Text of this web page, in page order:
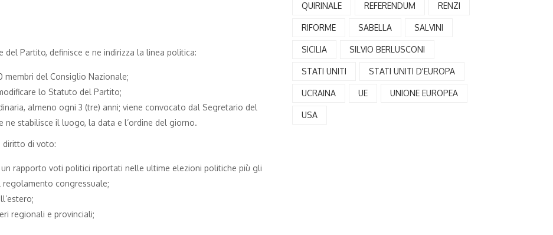
Partito, definisce e ne indirizza la linea politica:
del Consiglio Nazionale;
lo Statuto del Partito;
almeno ogni 3 (tre) anni; viene convocato dal Segretario del
stabilisce il luogo, la data e l’ordine del giorno.
diritto di voto:
rapporto voti politici riportati nelle ultime elezioni politiche più gli
congressuale;
regionali e provinciali;
QUIRINALE REFERENDUM RENZI
RIFORME SABELLA SALVINI
SICILIA SILVIO BERLUSCONI
STATI UNITI STATI UNITI D'EUROPA
UCRAINA UE UNIONE EUROPEA
USA